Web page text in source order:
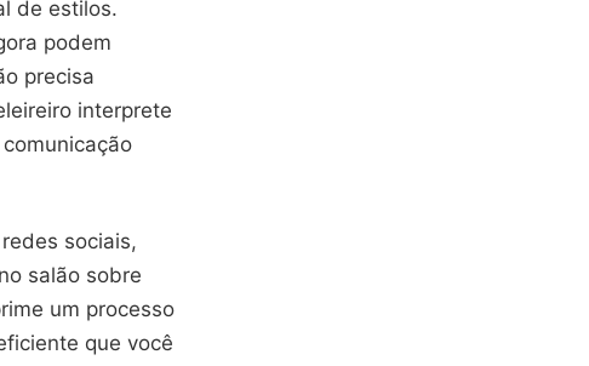
de estilos.
podem
precisa
interprete
sociais,
salão sobre
um processo
que você